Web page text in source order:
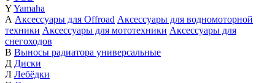
YYamaha
А Аксессуары для Offroad Аксессуары для водномоторной
техники Аксессуары для мототехники Аксессуары для
снегоходов
В Выносы радиатора универсальные
Д Диски
Л Лебёдки